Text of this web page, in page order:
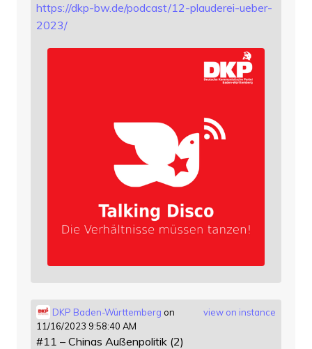
https://dkp-bw.de/podcast/12-plauderei-ueber-
2023/
view on instance
DKP Baden-Württemberg on
11/16/2023 9:58:40 AM
#11 – Chinas Außenpolitik (2)